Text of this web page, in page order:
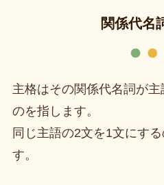
関係代名
主格はその関係代名詞が
のを指します。
同じ主語の2文を1文にす
す。